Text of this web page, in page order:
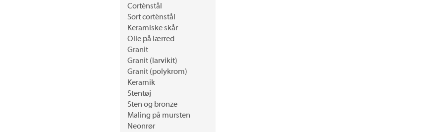
Corténstål
Sort corténstål
Keramiske skår
Olie på lærred
Granit
Granit (larvikit)
Granit (polykrom)
Keramik
Stentøj
Sten og bronze
Maling på mursten
Neonrør